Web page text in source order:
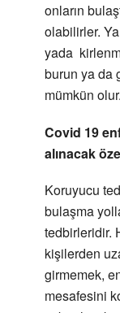
onların
olabilirler.
yada
burun ya da
mümkün olur.
Covid 19
alınacak
Koruyucu
bulaşma
tedbirleridir.
kişilerden
girmemek,
mesafesini